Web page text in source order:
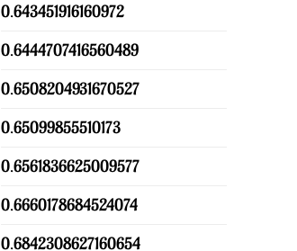
0.643451916160972
0.6444707416560489
0.6508204931670527
0.65099855510173
0.6561836625009577
0.6660178684524074
0.6842308627160654